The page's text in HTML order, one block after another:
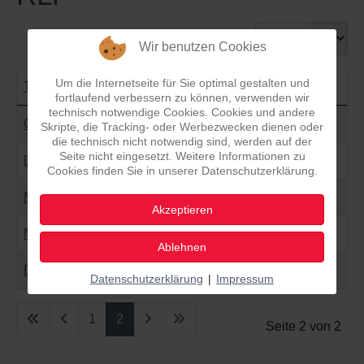
Anzeige #
Beiträge
Titel
Gemeinsam für unseren Wald
Der Familiensommer kann kommen
Mittel für Schulsozialarbeit
Neuer Kinderzuschlag hilft Familien
Der Solardeckel muss weg
Seite 2 von 2
1 2
Wir benutzen Cookies
Um die Internetseite für Sie optimal gestalten und
fortlaufend verbessern zu können, verwenden wir
technisch notwendige Cookies. Cookies und andere
Skripte, die Tracking- oder Werbezwecken dienen oder
die technisch nicht notwendig sind, werden auf der
Seite nicht eingesetzt. Weitere Informationen zu
Cookies finden Sie in unserer Datenschutzerklärung.
Akzeptieren
Ablehnen
Datenschutzerklärung | Impressum